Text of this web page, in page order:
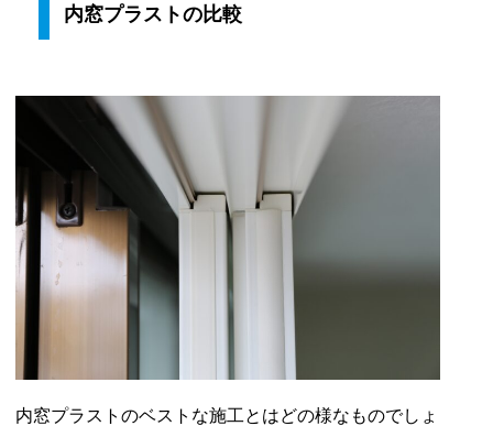
内窓プラストの比較
内窓プラストのベストな施工とはどの様なものでしょ